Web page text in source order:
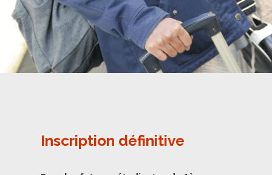
Inscription définitive